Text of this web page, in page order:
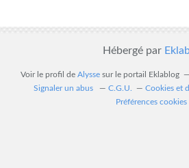
Hébergé par
Voir le profil de Alysse sur le portail Eklablog
Signaler un abus
C.G.U.
Cookies et
Préférences cookies